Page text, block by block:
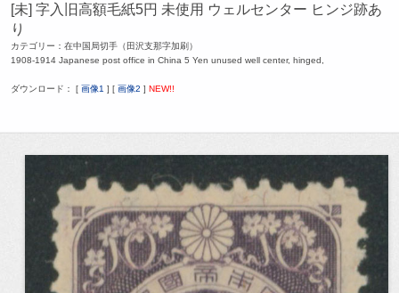
[未] 字入旧高額毛紙5円 未使用 ウェルセンター ヒンジ跡あ
り
カテゴリー：在中国局切手（田沢支那字加刷）
1908-1914 Japanese post office in China 5 Yen unused well center, hinged,
ダウンロード： [ 画像1 ] [ 画像2 ] NEW!!